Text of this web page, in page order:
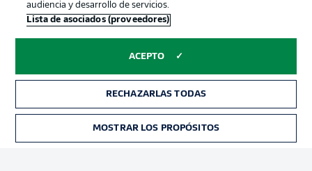
audiencia y desarrollo de servicios.
Lista de asociados (proveedores)
ACEPTO
RECHAZARLAS TODAS
MOSTRAR LOS PROPÓSITOS